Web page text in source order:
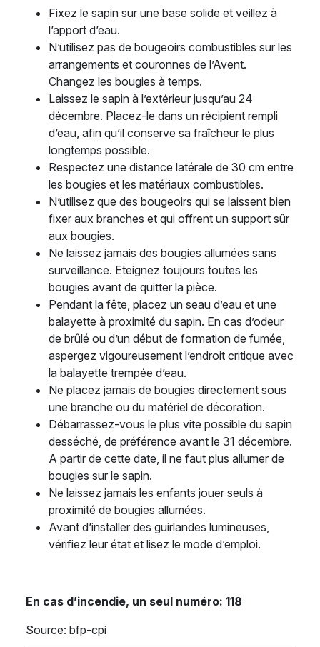
Fixez le sapin sur une base solide et veillez à
l’apport d’eau.
N’utilisez pas de bougeoirs combustibles sur les
arrangements et couronnes de l’Avent.
Changez les bougies à temps.
Laissez le sapin à l’extérieur jusqu’au 24
décembre. Placez-le dans un récipient rempli
d’eau, afin qu’il conserve sa fraîcheur le plus
longtemps possible.
Respectez une distance latérale de 30 cm entre
les bougies et les matériaux combustibles.
N’utilisez que des bougeoirs qui se laissent bien
fixer aux branches et qui offrent un support sûr
aux bougies.
Ne laissez jamais des bougies allumées sans
surveillance. Eteignez toujours toutes les
bougies avant de quitter la pièce.
Pendant la fête, placez un seau d’eau et une
balayette à proximité du sapin. En cas d’odeur
de brûlé ou d’un début de formation de fumée,
aspergez vigoureusement l’endroit critique avec
la balayette trempée d’eau.
Ne placez jamais de bougies directement sous
une branche ou du matériel de décoration.
Débarrassez-vous le plus vite possible du sapin
desséché, de préférence avant le 31 décembre.
A partir de cette date, il ne faut plus allumer de
bougies sur le sapin.
Ne laissez jamais les enfants jouer seuls à
proximité de bougies allumées.
Avant d’installer des guirlandes lumineuses,
vérifiez leur état et lisez le mode d’emploi.
En cas d’incendie, un seul numéro: 118
Source: bfp-cpi